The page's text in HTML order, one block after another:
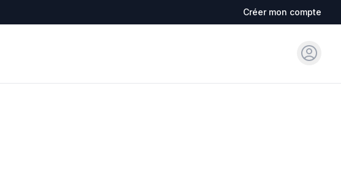
Créer mon compte
Sign in